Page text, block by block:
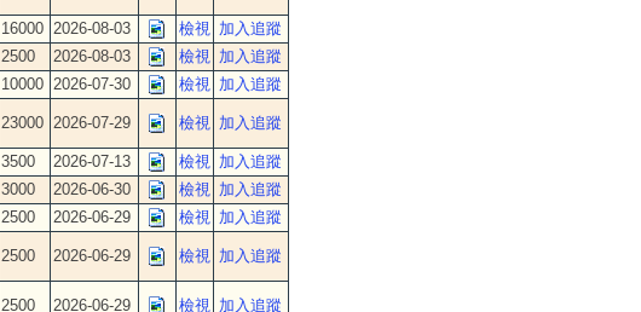
16000 2026-08-03 檢視 加入追蹤
2500 2026-08-03 檢視 加入追蹤
10000 2026-07-30 檢視 加入追蹤
23000 2026-07-29 檢視 加入追蹤
3500 2026-07-13 檢視 加入追蹤
3000 2026-06-30 檢視 加入追蹤
2500 2026-06-29 檢視 加入追蹤
2500 2026-06-29 檢視 加入追蹤
2500 2026-06-29 檢視 加入追蹤